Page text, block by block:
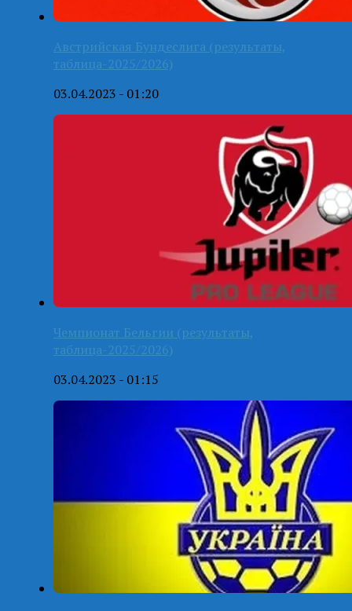
Австрийская Бундеслига (результаты,
таблица-2025/2026)
03.04.2023 - 01:20
Чемпионат Бельгии (результаты,
таблица-2025/2026)
03.04.2023 - 01:15